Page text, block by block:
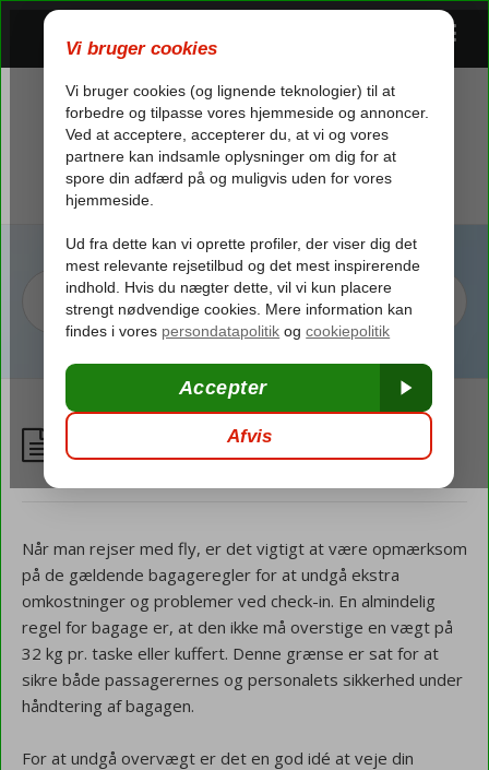
Overvægt / Ekstra bagage
Når man rejser med fly, er det vigtigt at være opmærksom
på de gældende bagageregler for at undgå ekstra
omkostninger og problemer ved check-in. En almindelig
regel for bagage er, at den ikke må overstige en vægt på
32 kg pr. taske eller kuffert. Denne grænse er sat for at
sikre både passagerernes og personalets sikkerhed under
håndtering af bagagen.
For at undgå overvægt er det en god idé at veje din